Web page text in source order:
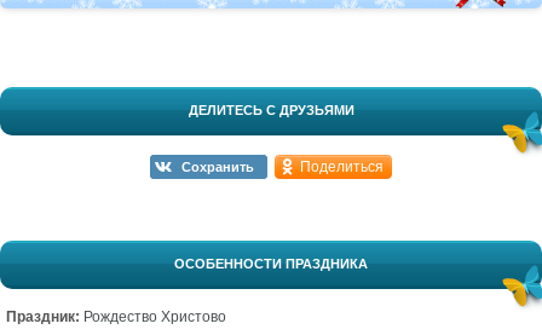
ДЕЛИТЕСЬ С ДРУЗЬЯМИ
Сохранить Поделиться
ОСОБЕННОСТИ ПРАЗДНИКА
Праздник: Рождество Христово